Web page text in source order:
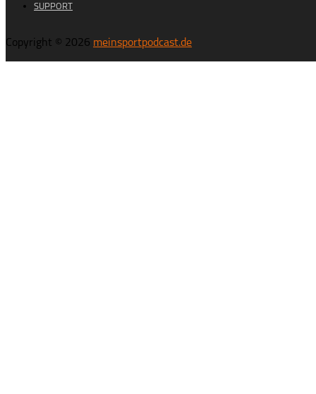
SUPPORT
Copyright © 2026 meinsportpodcast.de